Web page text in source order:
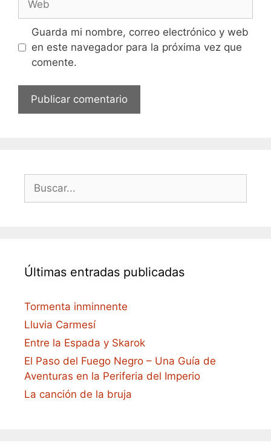
Guarda mi nombre, correo electrónico y web
en este navegador para la próxima vez que
comente.
Buscar:
Últimas entradas publicadas
Tormenta inminnente
Lluvia Carmesí
Entre la Espada y Skarok
El Paso del Fuego Negro – Una Guía de
Aventuras en la Periferia del Imperio
La canción de la bruja